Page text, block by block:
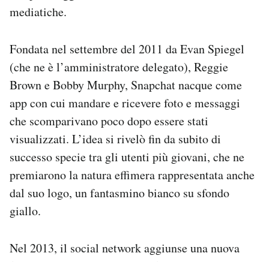
mediatiche.
Fondata nel settembre del 2011 da Evan Spiegel
(che ne è l’amministratore delegato), Reggie
Brown e Bobby Murphy, Snapchat nacque come
app con cui mandare e ricevere foto e messaggi
che scomparivano poco dopo essere stati
visualizzati. L’idea si rivelò fin da subito di
successo specie tra gli utenti più giovani, che ne
premiarono la natura effimera rappresentata anche
dal suo logo, un fantasmino bianco su sfondo
giallo.
Nel 2013, il social network aggiunse una nuova